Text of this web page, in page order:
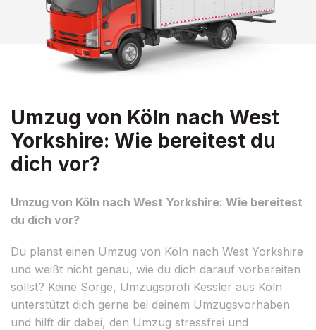
Umzug von Köln nach West
Yorkshire: Wie bereitest du
dich vor?
Umzug von Köln nach West Yorkshire: Wie bereitest
du dich vor?
Du planst einen Umzug von Köln nach West Yorkshire
und weißt nicht genau, wie du dich darauf vorbereiten
sollst? Keine Sorge, Umzugsprofi Kessler aus Köln
unterstützt dich gerne bei deinem Umzugsvorhaben
und hilft dir dabei, den Umzug stressfrei und